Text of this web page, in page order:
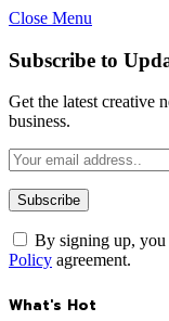
Close Menu
Subscribe to
Get the latest creative
business.
By signing up, you
Policy agreement.
What's Hot